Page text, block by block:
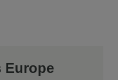
Europe